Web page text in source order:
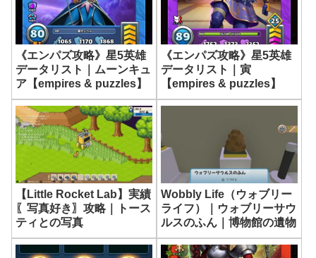
《エンパズ攻略》星5英雄
データリスト｜ムーンキュ
ア【empires & puzzles】
《エンパズ攻略》星5英雄
データリスト｜寅
【empires & puzzles】
【Little Rocket Lab】実績
〖写真好き〗攻略｜トース
ティとの写真
Wobbly Life（ウォブリー
ライフ）｜ウォブリーサウ
ルスのふん｜博物館の遺物